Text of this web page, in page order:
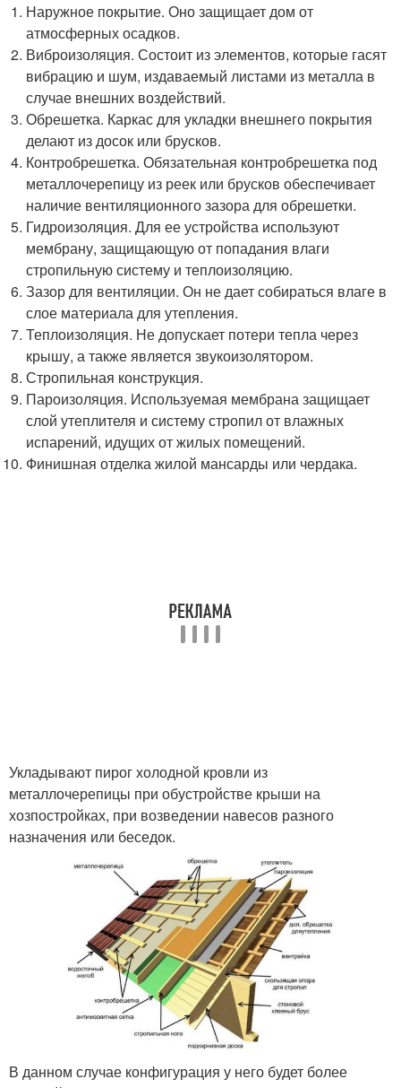
Наружное покрытие. Оно защищает дом от
атмосферных осадков.
Виброизоляция. Состоит из элементов, которые гасят
вибрацию и шум, издаваемый листами из металла в
случае внешних воздействий.
Обрешетка. Каркас для укладки внешнего покрытия
делают из досок или брусков.
Контробрешетка. Обязательная контробрешетка под
металлочерепицу из реек или брусков обеспечивает
наличие вентиляционного зазора для обрешетки.
Гидроизоляция. Для ее устройства используют
мембрану, защищающую от попадания влаги
стропильную систему и теплоизоляцию.
Зазор для вентиляции. Он не дает собираться влаге в
слое материала для утепления.
Теплоизоляция. Не допускает потери тепла через
крышу, а также является звукоизолятором.
Стропильная конструкция.
Пароизоляция. Используемая мембрана защищает
слой утеплителя и систему стропил от влажных
испарений, идущих от жилых помещений.
Финишная отделка жилой мансарды или чердака.
Укладывают пирог холодной кровли из
металлочерепицы при обустройстве крыши на
хозпостройках, при возведении навесов разного
назначения или беседок.
В данном случае конфигурация у него будет более